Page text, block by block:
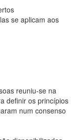
se aplicam aos
reuniu-se na
definir os princípios
num consenso